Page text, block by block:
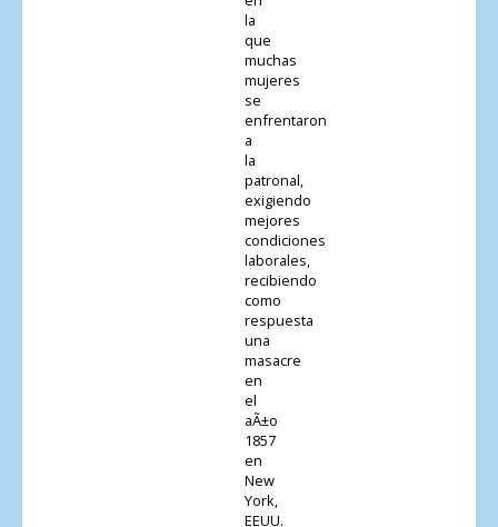
la
que
muchas
mujeres
se
enfrentaron
a
la
patronal,
exigiendo
mejores
condiciones
laborales,
recibiendo
como
respuesta
una
masacre
en
el
aÃ±o
1857
en
New
York,
EEUU.